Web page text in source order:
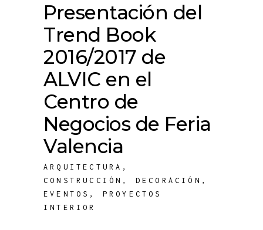
Presentación del
Trend Book
2016/2017 de
ALVIC en el
Centro de
Negocios de Feria
Valencia
ARQUITECTURA ,
CONSTRUCCIÓN , DECORACIÓN ,
EVENTOS , PROYECTOS
INTERIOR